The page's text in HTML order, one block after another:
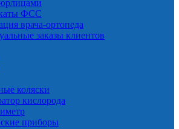
ФСС
врача-ортопеда
заказы клиентов
коляски
кислорода
приборы